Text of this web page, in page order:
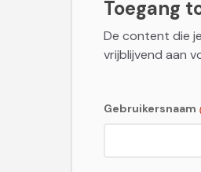
Toegang
De content die
vrijblijvend aan
Gebruikersnaam